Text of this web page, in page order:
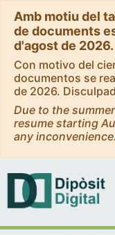
Amb motiu del
de documents
d'agost de
Con motivo del
documentos se
de 2026.
Due to the
resume starting
any inconvenience.